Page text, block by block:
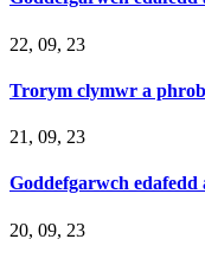
22, 09, 23
Trorym clymwr a
21, 09, 23
Goddefgarwch edafedd
20, 09, 23